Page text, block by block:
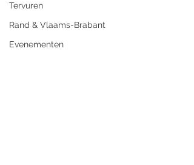
Tervuren
Rand & Vlaams-Brabant
Evenementen